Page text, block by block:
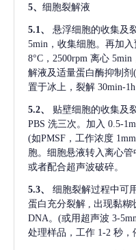
5、 细胞裂解液
5.1、 悬浮细胞的收集及
5min，收集细胞。再加
8°C，2500rpm 离心
解液及适量蛋白酶抑制剂
置于冰上，裂解 30min-
5.2、
贴壁细胞的收集及
PBS 洗三次。加入 0.5-
(如PMSF，工作浓度
胞。细胞悬液转入离心管
或者配合超声波破碎。
5.3、
细胞裂解过程中可
蛋白充分裂解
, 出现黏
DNA。(或用超声波 3-
处理样品，工作 1-2 秒，